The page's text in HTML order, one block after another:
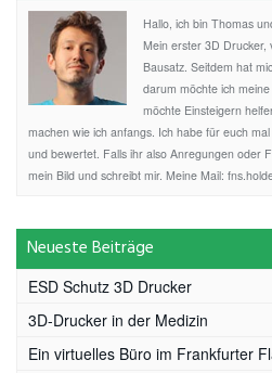
Hallo, ich bin Thomas
Mein erster 3D Drucker,
Bausatz. Seitdem hat
darum möchte ich
möchte Einsteigern
machen wie ich anfangs. Ich habe für euch
und bewertet. Falls ihr also Anregungen oder
mein Bild und schreibt mir. Meine Mail:
Neueste Beiträge
ESD Schutz 3D Drucker
3D-Drucker in der Medizin
Ein virtuelles Büro im Frankfurter